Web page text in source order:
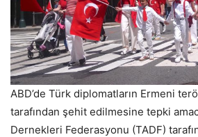
ABD’de Türk diplomatların Ermeni
tarafından şehit edilmesine tepki
Dernekleri Federasyonu (TADF)